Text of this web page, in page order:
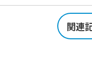
徴まで、はじめて検討する
ました。業務の効率化や
携を強化したい方はぜひご
で理解！販売管理システム
関連